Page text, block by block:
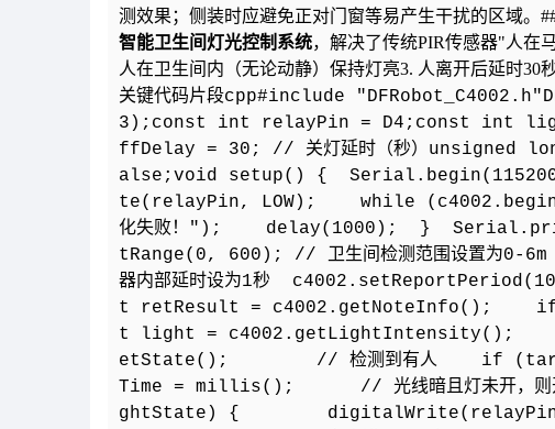
测效果；侧装时应避免正对门窗等易产生干扰的区域。
智能卫生间灯光控制系统，解决了传统PIR传感器"人在
人在卫生间内（无论动静）保持灯亮3. 人离开后延时30
关键代码片段cpp#include
3);const int relayPin = D4;const int
ffDelay = 30; // 关灯延时（秒）
alse;void setup() {
te(relayPin, LOW); while
化失败！"); delay(1000); }
tRange(0, 600); // 卫生间检测范围设置为
器内部延时设为1秒
t retResult = c4002.getNoteInfo();
t light = c4002.getLightIntensity();
etState(); // 检测到有人 if
Time = millis(); // 光线暗且灯未开
ghtState) {